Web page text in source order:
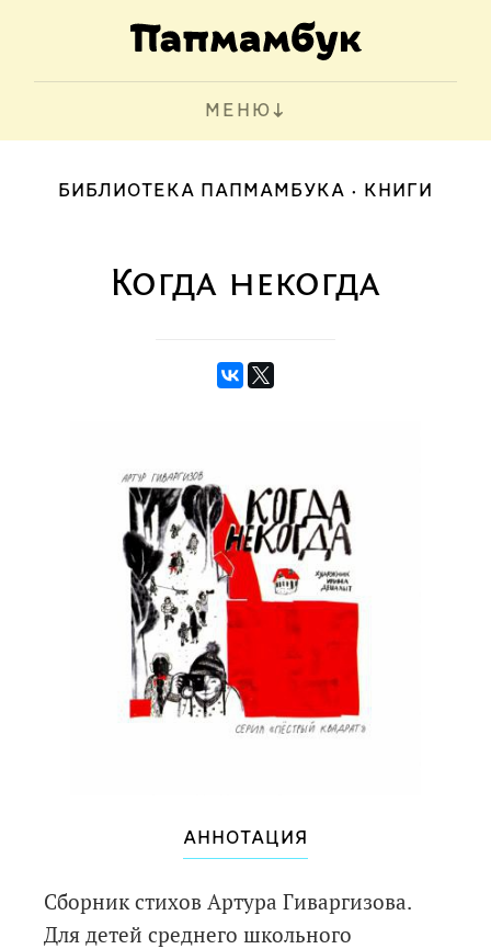
МЕНЮ
БИБЛИОТЕКА ПАПМАМБУКА КНИГИ
Когда некогда
АННОТАЦИЯ
Сборник стихов Артура Гиваргизова.
Для детей среднего школьного